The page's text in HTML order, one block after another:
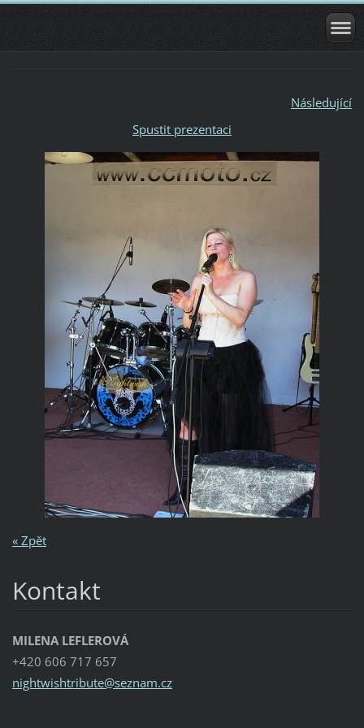
Následující
Spustit prezentaci
« Zpět
Kontakt
MILENA LEFLEROVÁ
+420 606 717 657
nightwishtribute@seznam.cz